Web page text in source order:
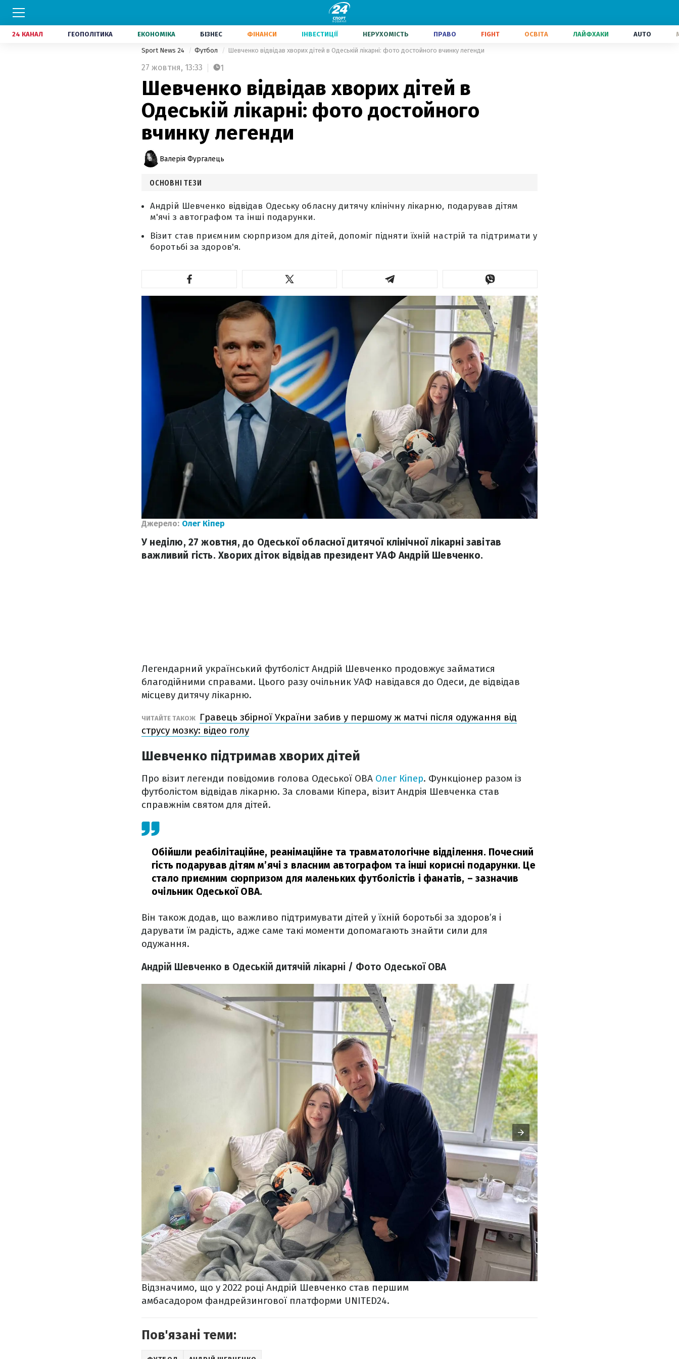
24 КАНАЛ ГЕОПОЛІТИКА ЕКОНОМІКА БІЗНЕС ФІНАНСИ ІНВЕСТИЦІЇ НЕРУХОМІСТЬ ПРАВО FIGHT ОСВІТА ЛАЙФХАКИ AUTO
Sport News 24 Футбол Шевченко відвідав хворих дітей в Одеській лікарні: фото достойного вчинку легенди
27 жовтня, 13:33 1
Шевченко відвідав хворих дітей в
Одеській лікарні: фото достойного
вчинку легенди
Валерія Фургалець
ОСНОВНІ ТЕЗИ
Андрій Шевченко відвідав Одеську обласну дитячу клінічну лікарню, подарував дітям
м'ячі з автографом та інші подарунки.
Візит став приємним сюрпризом для дітей, допоміг підняти їхній настрій та підтримати у
боротьбі за здоров'я.
Джерело: Олег Кіпер
У неділю, 27 жовтня, до Одеської обласної дитячої клінічної лікарні завітав
важливий гість. Хворих діток відвідав президент УАФ Андрій Шевченко.
Легендарний український футболіст Андрій Шевченко продовжує займатися
благодійними справами. Цього разу очільник УАФ навідався до Одеси, де відвідав
місцеву дитячу лікарню.
ЧИТАЙТЕ ТАКОЖ
Гравець збірної України забив у першому ж матчі після одужання від
струсу мозку: відео голу
Шевченко підтримав хворих дітей
Про візит легенди повідомив голова Одеської ОВА Олег Кіпер. Функціонер разом із
футболістом відвідав лікарню. За словами Кіпера, візит Андрія Шевченка став
справжнім святом для дітей.
Обійшли реабілітаційне, реанімаційне та травматологічне відділення. Почесний
гість подарував дітям м’ячі з власним автографом та інші корисні подарунки. Це
стало приємним сюрпризом для маленьких футболістів і фанатів, – зазначив
очільник Одеської ОВА.
Він також додав, що важливо підтримувати дітей у їхній боротьбі за здоров’я і
дарувати їм радість, адже саме такі моменти допомагають знайти сили для
одужання.
Андрій Шевченко в Одеській дитячій лікарні / Фото Одеської ОВА
Відзначимо, що у 2022 році Андрій Шевченко став першим
амбасадором фандрейзингової платформи UNITED24.
Пов'язані теми: